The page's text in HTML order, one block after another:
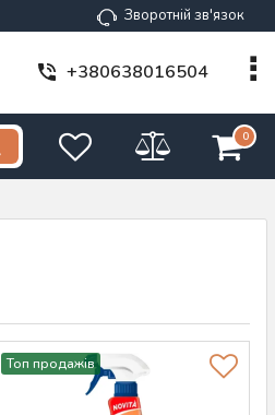
Зворотній зв'язок
+380638016504
0
Топ продажів